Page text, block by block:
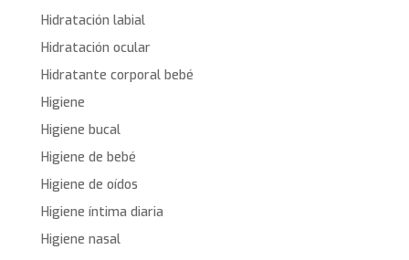
Hidratación labial
Hidratación ocular
Hidratante corporal bebé
Higiene
Higiene bucal
Higiene de bebé
Higiene de oídos
Higiene íntima diaria
Higiene nasal